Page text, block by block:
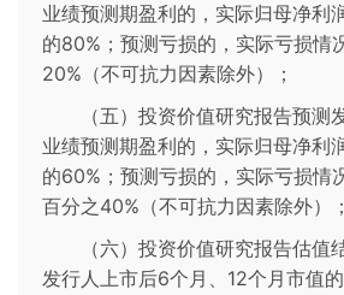
业绩预测期盈利的，实际归母净利
的80%；预测亏损的，实际亏损情
20%（不可抗力因素除外）；
（五）投资价值研究报告预测
业绩预测期盈利的，实际归母净利
的60%；预测亏损的，实际亏损情
百分之40%（不可抗力因素除外）；
（六）投资价值研究报告估值
发行人上市后6个月、12个月市值